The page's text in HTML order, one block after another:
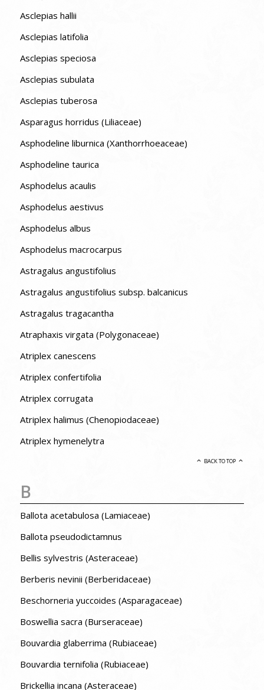
Asclepias hallii
Asclepias latifolia
Asclepias speciosa
Asclepias subulata
Asclepias tuberosa
Asparagus horridus (Liliaceae)
Asphodeline liburnica (Xanthorrhoeaceae)
Asphodeline taurica
Asphodelus acaulis
Asphodelus aestivus
Asphodelus albus
Asphodelus macrocarpus
Astragalus angustifolius
Astragalus angustifolius subsp. balcanicus
Astragalus tragacantha
Atraphaxis virgata (Polygonaceae)
Atriplex canescens
Atriplex confertifolia
Atriplex corrugata
Atriplex halimus (Chenopiodaceae)
Atriplex hymenelytra
BACK TO TOP
B
Ballota acetabulosa (Lamiaceae)
Ballota pseudodictamnus
Bellis sylvestris (Asteraceae)
Berberis nevinii (Berberidaceae)
Beschorneria yuccoides (Asparagaceae)
Boswellia sacra (Burseraceae)
Bouvardia glaberrima (Rubiaceae)
Bouvardia ternifolia (Rubiaceae)
Brickellia incana (Asteraceae)